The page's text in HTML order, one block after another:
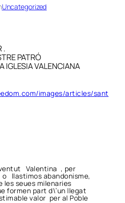
Uncategorized
.
PATRÓ
IGLESIA VALENCIANA
Valentina , per
llastimos abandonisme,
seues milenaries
formen part d\’un llegat
valor per al Poble